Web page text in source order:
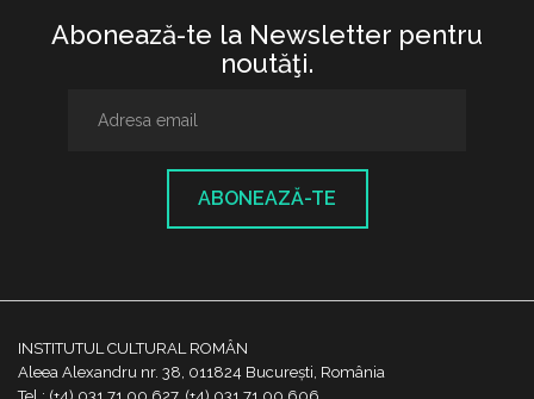
Abonează-te la Newsletter pentru
noutăţi.
ABONEAZĂ-TE
INSTITUTUL CULTURAL ROMÂN
Aleea Alexandru nr. 38, 011824 București, România